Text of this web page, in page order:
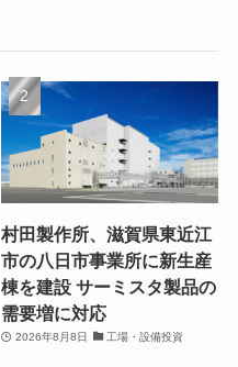
村田製作所、滋賀県東近江
市の八日市事業所に新生産
棟を建設 サーミスタ製品の
需要増に対応
2026年8月8日 工場・設備投資